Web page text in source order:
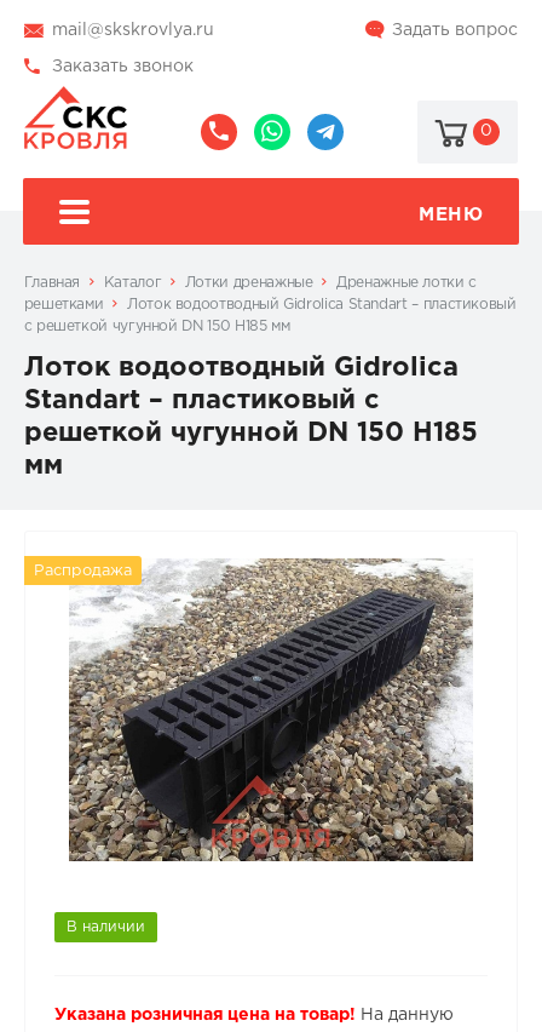
mail@skskrovlya.ru Задать вопрос
Заказать звонок
0
МЕНЮ
Главная Каталог Лотки дренажные
Дренажные лотки с
решетками
Лоток водоотводный Gidrolica Standart – пластиковый
с решеткой чугунной DN 150 H185 мм
Лоток водоотводный Gidrolica
Standart – пластиковый с
решеткой чугунной DN 150 H185
мм
Распродажа
В наличии
Указана розничная цена на товар! На данную